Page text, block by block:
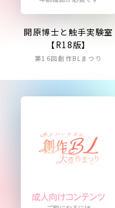
開原博士と触手実験室
【R18版】
第16回創作BLまつり